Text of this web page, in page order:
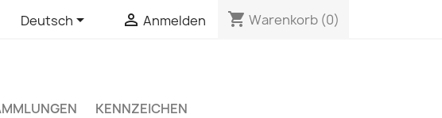
Deutsch  Anmelden shopping_cart Warenkorb (0)
KENNZEICHEN